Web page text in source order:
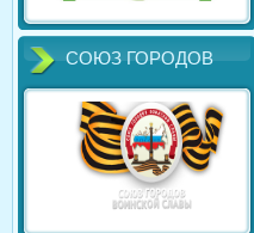
СОЮЗ ГОРОДОВ